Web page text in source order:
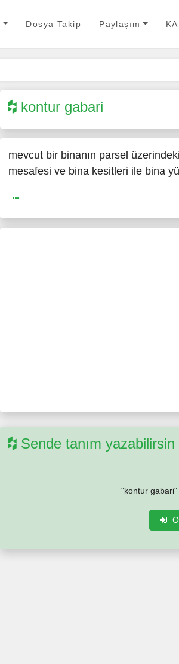
Dosya Takip Paylaşım
kontur gabari
mevcut bir binanın parsel
mesafesi ve bina kesitleri ile bina
Sende tanım yazabilirsin
"kontur gabari"